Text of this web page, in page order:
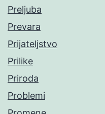
Preljuba
Prevara
Prijateljstvo
Prilike
Priroda
Problemi